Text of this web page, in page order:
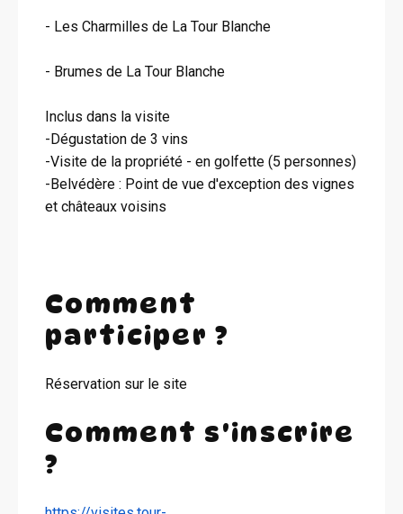
- Les Charmilles de La Tour Blanche
- Brumes de La Tour Blanche
Inclus dans la visite
-Dégustation de 3 vins
-Visite de la propriété - en golfette (5 personnes)
-Belvédère : Point de vue d'exception des vignes
et châteaux voisins
Comment
participer ?
Réservation sur le site
Comment s'inscrire
?